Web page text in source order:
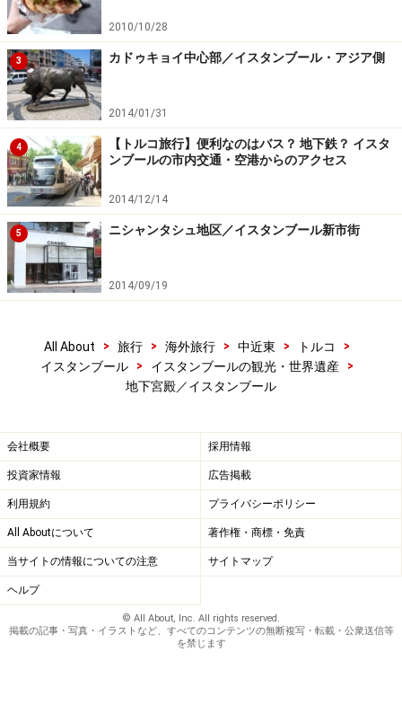
ばれているのだとか。ただしこの模様については諸説あ
り、クジャクの羽根模様だという説もあれば、トルコで
よく見られる目玉モチーフ、ナザールボンジュだという
説もあります。
この柱には穴が一つ空いており、ここに指を入れて手を
360度まわせたら願い事がかなうという話もあるため、
観光客が行列を作ってここに指を入れてまわして写真を
撮っていることも。
こちらは横向きのメデューサ。苔で顔がやや緑がかってます
涙の柱からさらに進むと、今度は階段を数段降りて右手
ーサの顔が使われています。なぜか一つは横向きで、も
う一つは上下逆さ。なぜこのように置かれたのかについ
ては、メデューサの目の魔力を封じ込めるためだとか、
単なる高さ調整、ローマ文明がギリシャ文明征服の意味
を込めたため、あるいは多神教から一神教への移行時代
に封じ込めの意味があった……などなど色々な説がありま
す。いずれにせよ、薄暗い地下宮殿でライトアップされ
た緑色のメデューサの顔が柱の土台として押さえつけら
れるさまは、その魔力を封じ込めるためでは？と思うの
2010/10/28
3 カドゥキョイ中心部／イスタンブール・アジア側
2014/01/31
4
【トルコ旅行】便利なのはバス？ 地下鉄？ イスタ
ンブールの市内交通・空港からのアクセス
2014/12/14
5 ニシャンタシュ地区／イスタンブール新市街
2014/09/19
All About > 旅行 > 海外旅行 > 中近東 > トルコ
>
イスタンブール
> イスタンブールの観光・世界遺産
>
地下宮殿／イスタンブール
会社概要 採用情報
投資家情報 広告掲載
利用規約 プライバシーポリシー
All Aboutについて 著作権・商標・免責
当サイトの情報についての注意 サイトマップ
ヘルプ
© All About, Inc. All rights reserved.
掲載の記事・写真・イラストなど、すべてのコンテンツの無断複写・転載・公衆送信等
を禁じます